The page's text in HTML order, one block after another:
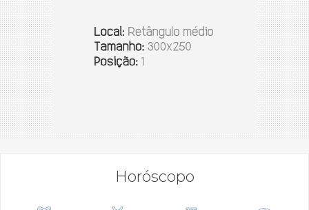
Horóscopo